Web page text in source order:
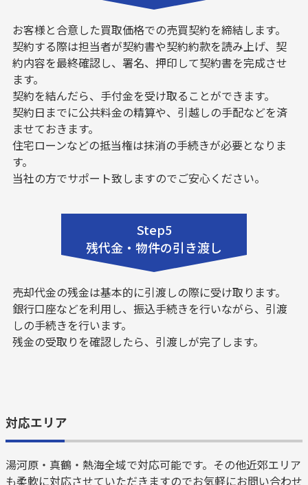
お客様と合意した買取価格での売買契約を締結します。
契約する際は担当者が契約書や契約約款を読み上げ、契
約内容を最終確認し、署名、押印して契約書を完成させ
ます。
契約を結んだら、手付金を受け取ることができます。
契約日までに公共料金の精算や、引越しの手配などを済
ませておきます。
住宅ローンなどの抵当権は抹消の手続きが必要となりま
す。
当社の方でサポート致しますのでご安心ください。
Step5
残代金・物件の引き渡し
売却代金の残金は基本的に引渡しの際に受け取ります。
銀行口座などを利用し、振込手続きを行いながら、引渡
しの手続きを行います。
残金の受取りを確認したら、引渡しが完了します。
対応エリア
湯河原・真鶴・熱海全域で対応可能です。その他近郊エリア
も柔軟に対応させていただきますのでお気軽にお問い合わせ